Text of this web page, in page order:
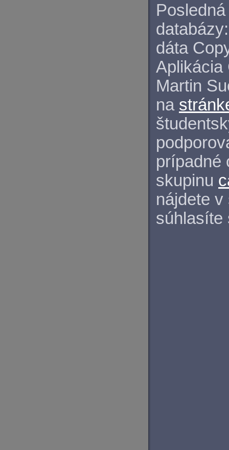
databázy:
dáta
Aplikácia
Martin
na
prípadné
skupinu
nájdete